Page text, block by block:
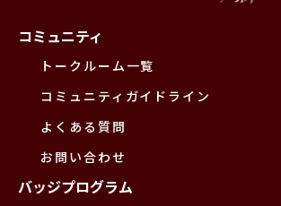
コミュニティ
トークルーム一覧
コミュニティガイドライン
よくある質問
お問い合わせ
バッジプログラム